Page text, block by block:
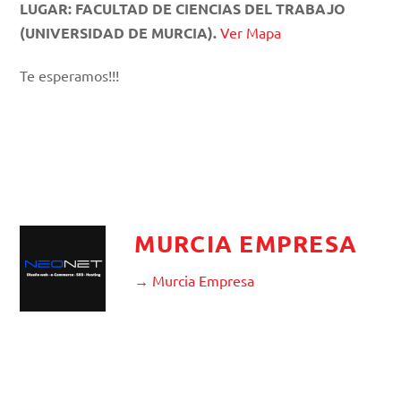
LUGAR: FACULTAD DE CIENCIAS DEL TRABAJO
(UNIVERSIDAD DE MURCIA). Ver Mapa
Te esperamos!!!
MURCIA EMPRESA
→ Murcia Empresa